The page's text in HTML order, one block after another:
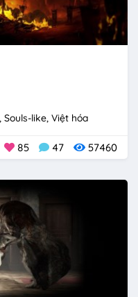
Souls-like Việt hóa
85 47 57460